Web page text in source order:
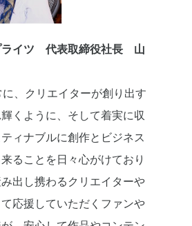
ライツ 代表取締役社長 山
、クリエイターが創り出す
くように、そして着実に収
ィナブルに創作とビジネス
ることを日々心がけており
出し携わるクリエイターや
応援していただくファンや